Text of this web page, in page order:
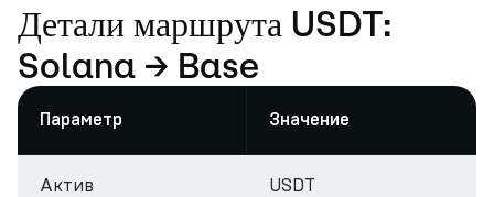
Детали маршрута USDT:
Solana → Base
Параметр Значение
Актив USDT